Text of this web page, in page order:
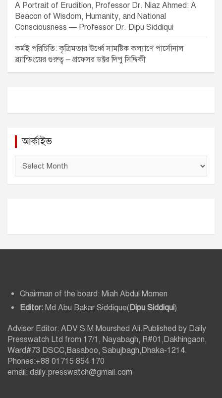
A Portrait of Erudition, Professor Dr. Niaz Ahmed: A
Beacon of Wisdom, Humanity, and National
Consciousness — Professor Dr. Dipu Siddiqui
কর্মই পরিচিতি: কৃত্রিমতার ঊর্ধ্বে সামষ্টিক কল্যাণে পার্সোনাল
ব্র্যান্ডিংয়ের গুরুত্ব – প্রফেসর ডক্টর দিপু সিদ্দিকী
আর্কাইভ
ই
Chairman of the board: Miah Abdul Momen
Editor: Md Abu Bakar Siddique(Dipu Siddiqui)
Adviser Editor: ADV S M Mourshed Ali.Published by Daily
Presswatch Ltd from 17/1, Nayabagh, R#01,Dakhingaon,
Ward#73 DSCC,Basaboo, Sabujbagh,Dhaka-1214.
Phones:+88 01715 854 170
email: daily.presswatch@gmail.com